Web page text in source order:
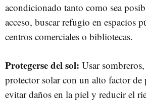
acondicionado tanto como sea
acceso, buscar refugio en espacios
centros comerciales o bibliotecas.
Protegerse del sol: Usar
protector solar con un alto factor de
evitar daños en la piel y reducir el